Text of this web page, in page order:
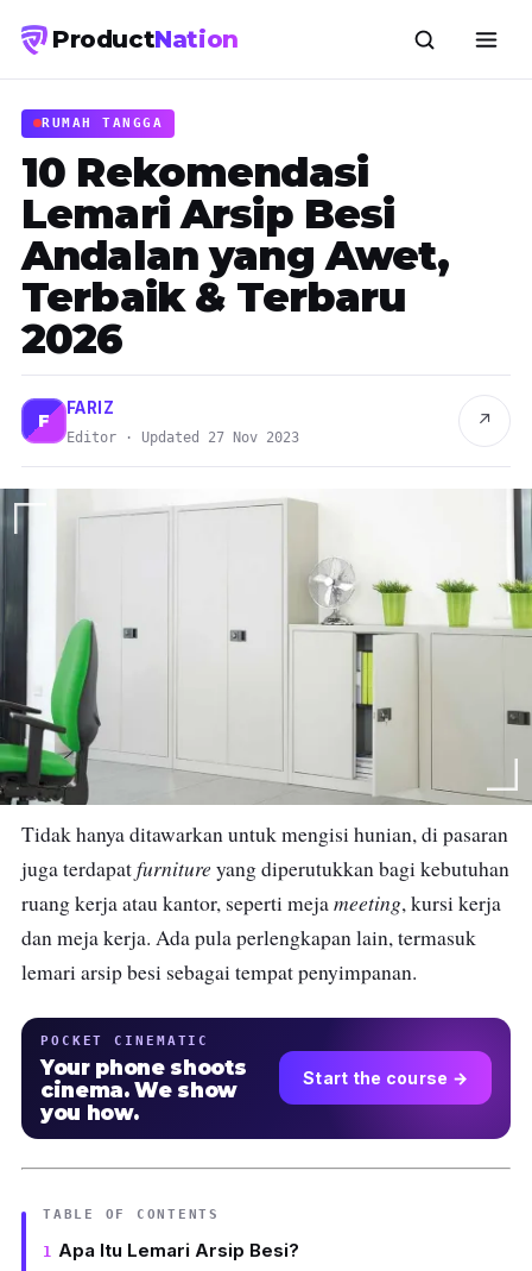
ProductNation
RUMAH TANGGA
10 Rekomendasi
Lemari Arsip Besi
Andalan yang Awet,
Terbaik & Terbaru
2026
F
FARIZ
Editor · Updated 27 Nov 2023
↗
Tidak hanya ditawarkan untuk mengisi hunian, di pasaran
juga terdapatfurniture yang diperutukkan bagi kebutuhan
ruang kerja atau kantor, seperti mejameeting, kursi kerja
dan meja kerja. Ada pula perlengkapan lain, termasuk
lemari arsip besi sebagai tempat penyimpanan.
POCKET CINEMATIC
Your phone shoots
cinema. We show
you how.
Start the course →
TABLE OF CONTENTS
Apa Itu Lemari Arsip Besi?